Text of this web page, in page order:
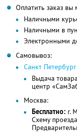
Оплатить заказ
Наличными
Наличными в
Электронными
Cамовывоз:
Санкт Петербург
Выдача
центр
Москва:
Бесплатно: г.
Схему